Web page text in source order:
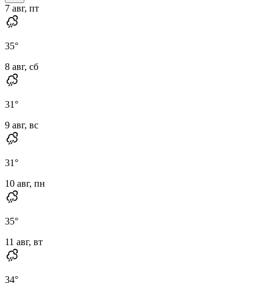
7 авг, пт
35°
8 авг, сб
31°
9 авг, вс
31°
10 авг, пн
35°
11 авг, вт
34°